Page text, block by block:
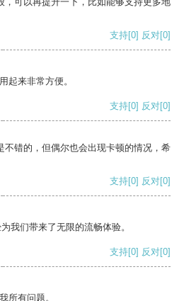
支持[0] 反对[0]
起来非常方便。
支持[0] 反对[0]
不错的，但偶尔也会出现卡顿的情况，希
支持[0] 反对[0]
我们带来了无限的流畅体验。
支持[0] 反对[0]
所有问题。